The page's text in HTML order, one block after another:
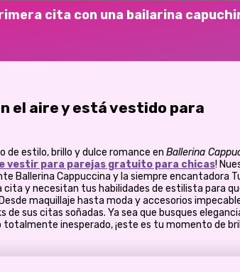
cita con una bailarina
el aire y está vestido para
de estilo, brillo y dulce romance en Ballerina
vestir para parejas gratuito para chicas!
Ballerina Cappuccina y la siempre encantadora
cita y necesitan tus habilidades de estilista para
maquillaje hasta moda y accesorios
de sus citas soñadas. Ya sea que busques
totalmente inesperado, ¡este es tu momento de